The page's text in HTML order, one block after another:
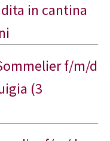
in cantina
f/m/d
(3